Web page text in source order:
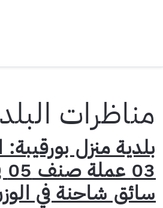
مناظرات
بلدية منزل
سائق شاحنة في